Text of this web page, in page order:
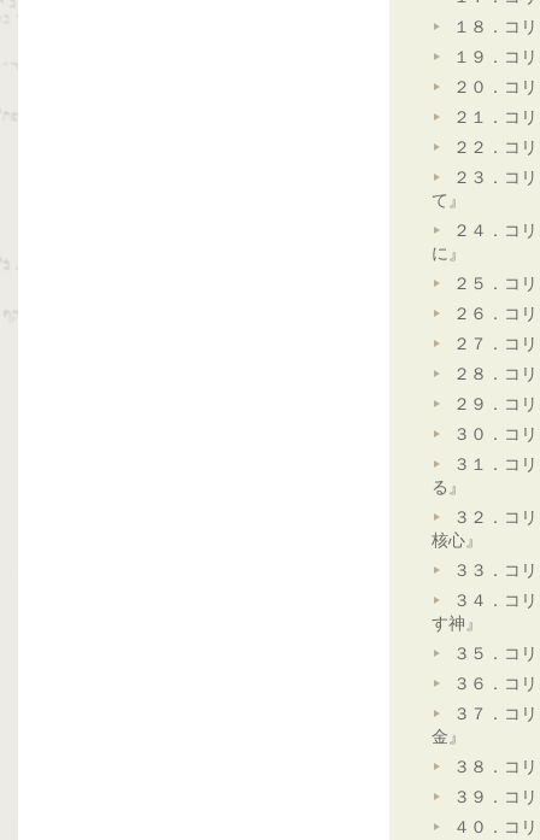
１８．コ
１９．コ
２０．コ
２１．コ
２２．コ
２３．コ
て』
２４．コ
に』
２５．コ
２６．コ
２７．コ
２８．コ
２９．コ
３０．コ
３１．コ
る』
３２．コ
核心』
３３．コ
３４．コ
す神』
３５．コ
３６．コ
３７．コ
金』
３８．コ
３９．コ
４０．コ